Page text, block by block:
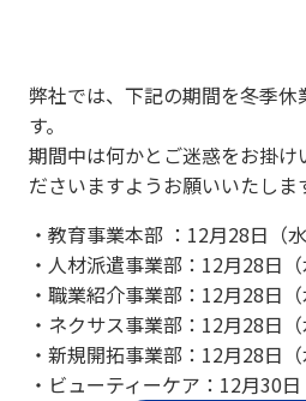
弊社では、下記の期間を冬季休
す。
期間中は何かとご迷惑をお掛け
ださいますようお願いいたしま
・教育事業本部 ：12月28日（
・人材派遣事業部：12月28日（
・職業紹介事業部：12月28日（
・ネクサス事業部：12月28日（
・新規開拓事業部：12月28日（
・ビューティーケア：12月30